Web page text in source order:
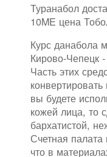
Туранабол
10ME цена
Курс данабола
Кирово-Чепецк
Часть этих
вы будете
кожей лица, то
бархатистой,
Счетная палата
что в